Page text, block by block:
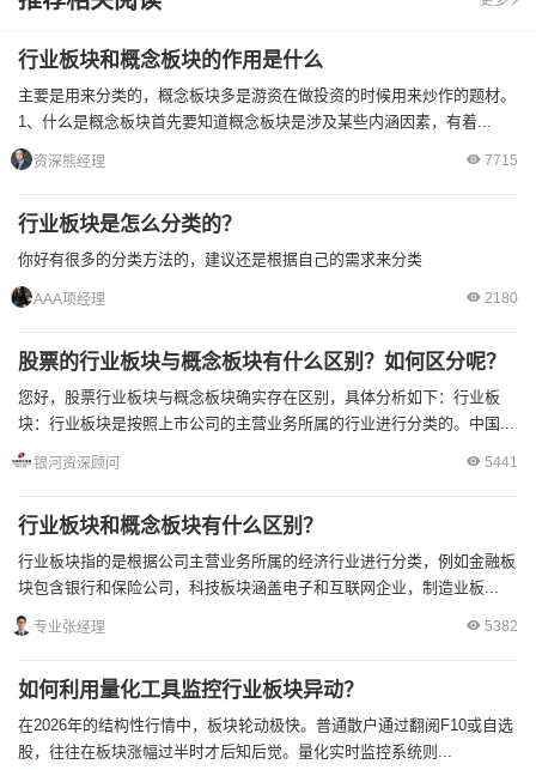
行业板块和概念板块的作用是什么
主要是用来分类的，概念板块多是游资在做投资的时候用来炒作的题材。
1、什么是概念板块首先要知道概念板块是涉及某些内涵因素，有着...
资深熊经理 7715
行业板块是怎么分类的？
你好有很多的分类方法的，建议还是根据自己的需求来分类
AAA项经理 2180
股票的行业板块与概念板块有什么区别？如何区分呢？
您好，股票行业板块与概念板块确实存在区别，具体分析如下：行业板
块：行业板块是按照上市公司的主营业务所属的行业进行分类的。中国...
银河资深顾问 5441
行业板块和概念板块有什么区别？
行业板块指的是根据公司主营业务所属的经济行业进行分类，例如金融板
块包含银行和保险公司，科技板块涵盖电子和互联网企业，制造业板...
专业张经理 5382
如何利用量化工具监控行业板块异动？
在2026年的结构性行情中，板块轮动极快。普通散户通过翻阅F10或自选
股，往往在板块涨幅过半时才后知后觉。量化实时监控系统则...